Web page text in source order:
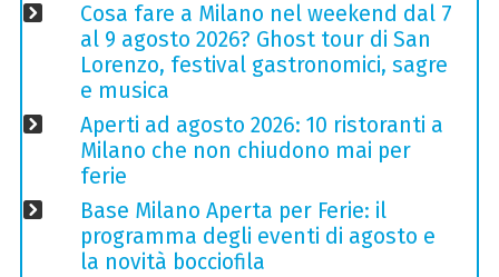
Cosa fare a Milano nel weekend dal 7
al 9 agosto 2026? Ghost tour di San
Lorenzo, festival gastronomici, sagre
e musica
Aperti ad agosto 2026: 10 ristoranti a
Milano che non chiudono mai per
ferie
Base Milano Aperta per Ferie: il
programma degli eventi di agosto e
la novità bocciofila